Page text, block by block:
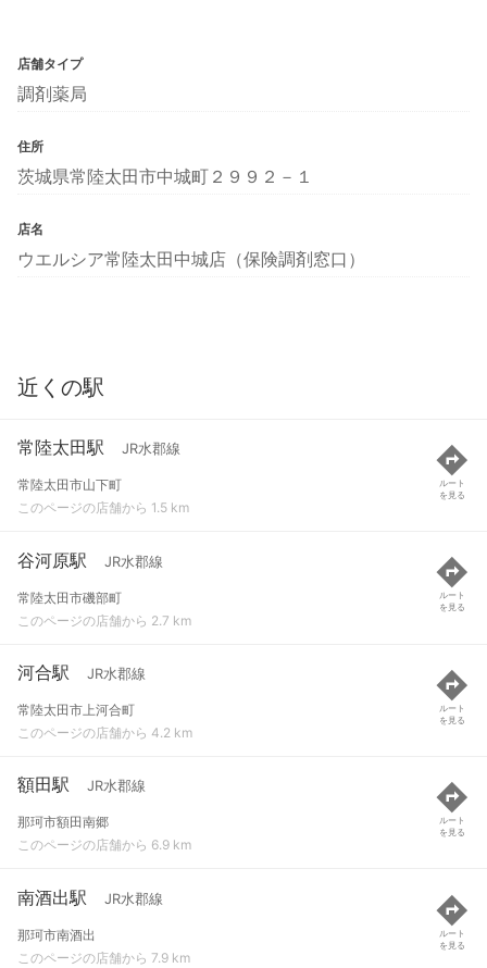
店舗タイプ
調剤薬局
住所
茨城県常陸太田市中城町２９９２－１
店名
ウエルシア常陸太田中城店（保険調剤窓口）
近くの駅
常陸太田駅 JR水郡線
常陸太田市山下町
このページの店舗から 1.5 km
ルート
を見る
谷河原駅 JR水郡線
常陸太田市磯部町
このページの店舗から 2.7 km
ルート
を見る
河合駅 JR水郡線
常陸太田市上河合町
このページの店舗から 4.2 km
ルート
を見る
額田駅 JR水郡線
那珂市額田南郷
このページの店舗から 6.9 km
ルート
を見る
南酒出駅 JR水郡線
那珂市南酒出
このページの店舗から 7.9 km
ルート
を見る